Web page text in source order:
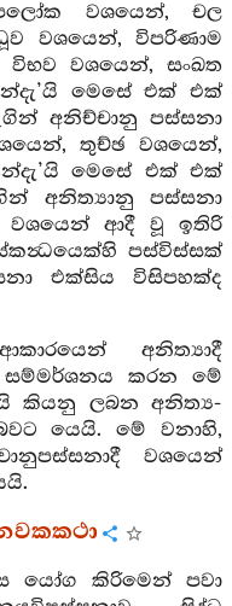
වශයෙන්, චල
වශයෙන්, විපරිණාම
විභව වශයෙන්, සංඛත
මෙසේ එක් එක්
අනිච්චානු පස්සනා
තුච්ඡ වශයෙන්,
මෙසේ එක් එක්
අනිත්‍යානු පස්සනා
වශයෙන් ආදී වූ ඉතිරි
පස්විස්සක්
එක්සිය විසිපහක්ද
අනිත්‍යාදී
සම්මර්ශනය කරන මේ
කියනු ලබන අනිත්‍ය-
යෙයි. මේ වනාහි,
වශයෙන්
යෝග කිරිමෙන් පවා